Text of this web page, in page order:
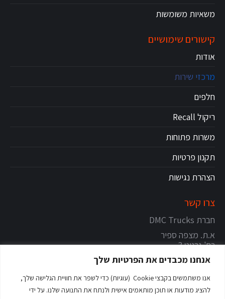
אנחנו מכבדים את הפרטיות שלך
אנו משתמשים בקבצי Cookie (עוגיות) כדי לשפר את חוויית הגלישה שלך,
להציג מודעות או תוכן מותאמים אישית ולנתח את התנועה שלנו. על ידי
משאיות משומשות
קישורים שימושיים
אודות
מרכזי שירות
חלפים
ריקול Recall
משרות פתוחות
תקנון פרטיות
הצהרת נגישות
צרו קשר
חברת DMC Trucks
א.ת. מצפה ספיר
רח' גרניט 3
צור יגאל
מיקוד: 4486200
טלפון:09-9616800
טופס שליחת דוא"ל